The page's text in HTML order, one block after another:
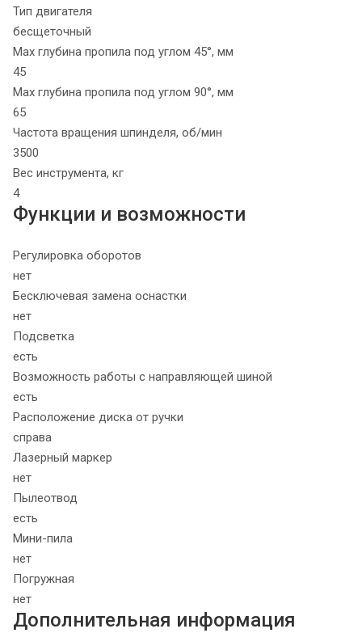
Тип двигателя
бесщеточный
Max глубина пропила под углом 45°, мм
45
Max глубина пропила под углом 90°, мм
65
Частота вращения шпинделя, об/мин
3500
Вес инструмента, кг
4
Функции и возможности
Регулировка оборотов
нет
Бесключевая замена оснастки
нет
Подсветка
есть
Возможность работы с направляющей шиной
есть
Расположение диска от ручки
справа
Лазерный маркер
нет
Пылеотвод
есть
Мини-пила
нет
Погружная
нет
Дополнительная информация